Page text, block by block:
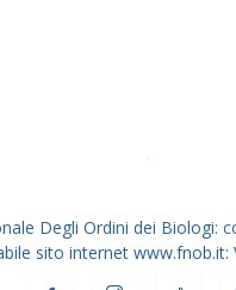
dei
Degli Ordini dei Biologi:
sito internet www.fnob.it: